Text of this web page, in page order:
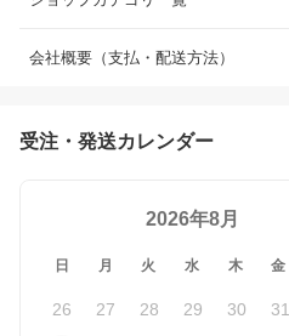
会社概要（支払・配送方法）
受注・発送カレンダー
2026年8月
日 月 火 水 木 金
26 27 28 29 30 31